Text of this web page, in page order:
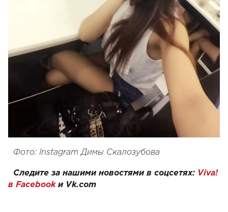
Фото: Instagram Димы Скалозубова
Следите за нашими новостями в соцсетях: Viva!
в Facebookи Vk.com